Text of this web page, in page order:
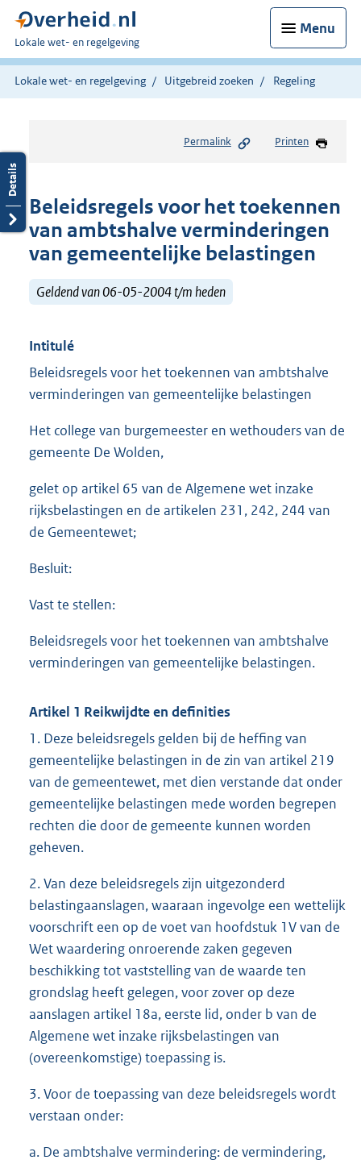
Menu
U
bent
hier:
Lokale wet- en regelgeving
Lokale wet- en regelgeving Uitgebreid zoeken Regeling
Permalink Printen
Beleidsregels voor het toekennen
van ambtshalve verminderingen
van gemeentelijke belastingen
Geldend van 06-05-2004 t/m heden
Intitulé
Beleidsregels voor het toekennen van ambtshalve
verminderingen van gemeentelijke belastingen
Het college van burgemeester en wethouders van de
gemeente De Wolden,
gelet op artikel 65 van de Algemene wet inzake
rijksbelastingen en de artikelen 231, 242, 244 van
de Gemeentewet;
Besluit:
Vast te stellen:
Beleidsregels voor het toekennen van ambtshalve
verminderingen van gemeentelijke belastingen.
Artikel 1 Reikwijdte en definities
1. Deze beleidsregels gelden bij de heffing van
gemeentelijke belastingen in de zin van artikel 219
van de gemeentewet, met dien verstande dat onder
gemeentelijke belastingen mede worden begrepen
rechten die door de gemeente kunnen worden
geheven.
2. Van deze beleidsregels zijn uitgezonderd
belastingaanslagen, waaraan ingevolge een wettelijk
voorschrift een op de voet van hoofdstuk 1V van de
Wet waardering onroerende zaken gegeven
beschikking tot vaststelling van de waarde ten
grondslag heeft gelegen, voor zover op deze
aanslagen artikel 18a, eerste lid, onder b van de
Algemene wet inzake rijksbelastingen van
(overeenkomstige) toepassing is.
3. Voor de toepassing van deze beleidsregels wordt
verstaan onder:
a. De ambtshalve vermindering: de vermindering,